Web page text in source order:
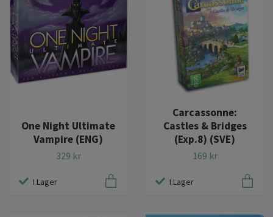
One Night Ultimate
Vampire (ENG)
329 kr
I Lager
Carcassonne:
Castles & Bridges
(Exp.8) (SVE)
169 kr
I Lager